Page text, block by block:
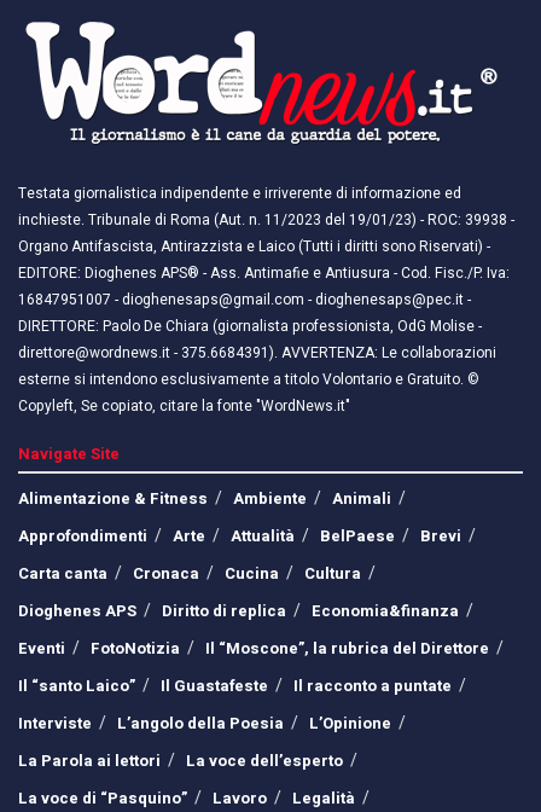
Testata giornalistica indipendente e irriverente di informazione ed
inchieste. Tribunale di Roma (Aut. n. 11/2023 del 19/01/23) - ROC: 39938 -
Organo Antifascista, Antirazzista e Laico (Tutti i diritti sono Riservati) -
EDITORE: Dioghenes APS® - Ass. Antimafie e Antiusura - Cod. Fisc./P. Iva:
16847951007 - dioghenesaps@gmail.com - dioghenesaps@pec.it - ​​
DIRETTORE: Paolo De Chiara (giornalista professionista, OdG Molise -
direttore@wordnews.it - ​​375.6684391). AVVERTENZA: Le collaborazioni
esterne si intendono esclusivamente a titolo Volontario e Gratuito. ©
Copyleft, Se copiato, citare la fonte "WordNews.it"
Navigate Site
Alimentazione & Fitness
Ambiente
Animali
Approfondimenti
Arte Attualità BelPaese
Brevi
Carta canta
Cronaca Cucina
Cultura
Dioghenes APS
Diritto di replica
Economia&finanza
Eventi
FotoNotizia
Il “Moscone”, la rubrica del Direttore
Il “santo Laico”
Il Guastafeste
Il racconto a puntate
Interviste
L’angolo della Poesia
L’Opinione
La Parola ai lettori
La voce dell’esperto
La voce di “Pasquino”
Lavoro
Legalità